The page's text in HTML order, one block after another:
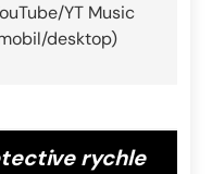
YT Music
desktop)
rychle